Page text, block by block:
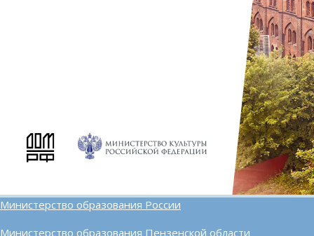
Министерство образования России
Министерство образования Пензенской области